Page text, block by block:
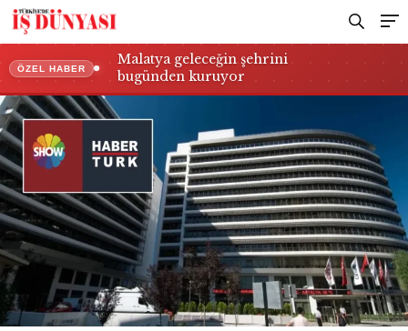
ÖZEL HABER
Malatya geleceğin şehrini
bugünden kuruyor